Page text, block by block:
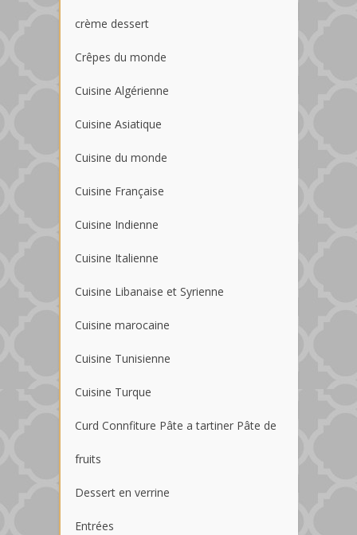
crème dessert
Crêpes du monde
Cuisine Algérienne
Cuisine Asiatique
Cuisine du monde
Cuisine Française
Cuisine Indienne
Cuisine Italienne
Cuisine Libanaise et Syrienne
Cuisine marocaine
Cuisine Tunisienne
Cuisine Turque
Curd Connfiture Pâte a tartiner Pâte de
fruits
Dessert en verrine
Entrées